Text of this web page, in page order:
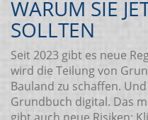
WARUM SIE
SOLLTEN
Seit 2023 gibt es neue
wird die Teilung von
Bauland zu schaffen.
Grundbuch digital. Das